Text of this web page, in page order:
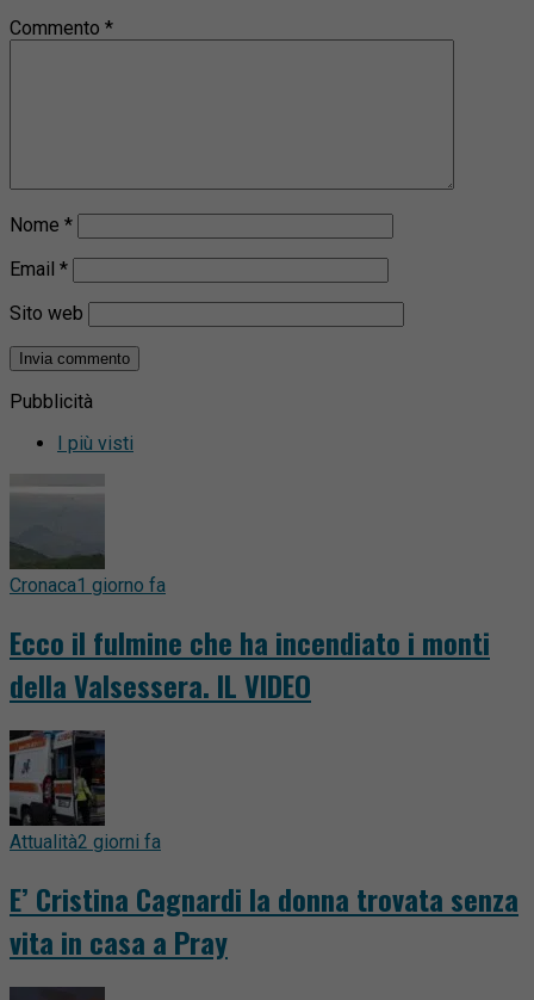
Commento *
Nome *
Email *
Sito web
Pubblicità
I più visti
Cronaca1 giorno fa
Ecco il fulmine che ha incendiato i monti
della Valsessera. IL VIDEO
Attualità2 giorni fa
E’ Cristina Cagnardi la donna trovata senza
vita in casa a Pray